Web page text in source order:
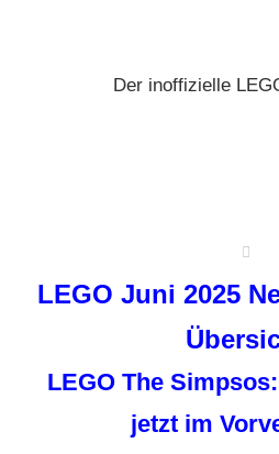
Der inoffizielle
LEGO Juni 2025
LEGO The
jetzt im